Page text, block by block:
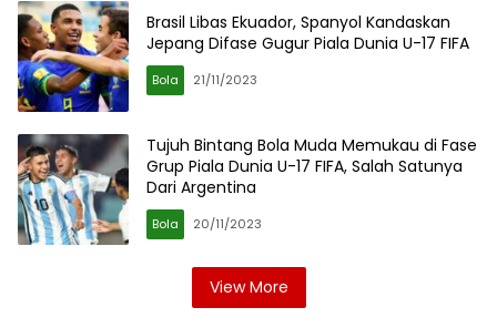
Brasil Libas Ekuador, Spanyol Kandaskan
Jepang Difase Gugur Piala Dunia U-17 FIFA
Bola 21/11/2023
Tujuh Bintang Bola Muda Memukau di Fase
Grup Piala Dunia U-17 FIFA, Salah Satunya
Dari Argentina
Bola 20/11/2023
View More